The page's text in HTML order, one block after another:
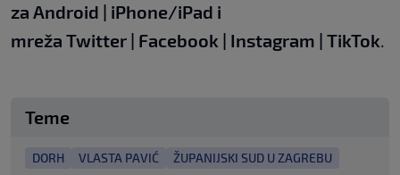
za Android | iPhone/iPad i
mreža Twitter | Facebook | Instagram | TikTok.
Teme
DORH VLASTA PAVIĆ ŽUPANIJSKI SUD U ZAGREBU